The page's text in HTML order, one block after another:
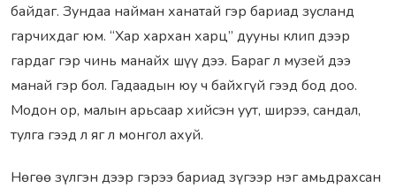
байдаг. Зундаа найман ханатай гэр бариад зусланд
гарчихдаг юм. “Хар хархан харц” дууны клип дээр
гардаг гэр чинь манайх шүү дээ. Бараг л музей дээ
манай гэр бол. Гадаадын юу ч байхгүй гээд бод доо.
Модон ор, малын арьсаар хийсэн уут, ширээ, сандал,
тулга гээд л яг л монгол ахуй.
Нөгөө зүлгэн дээр гэрээ бариад зүгээр нэг амьдрахсан